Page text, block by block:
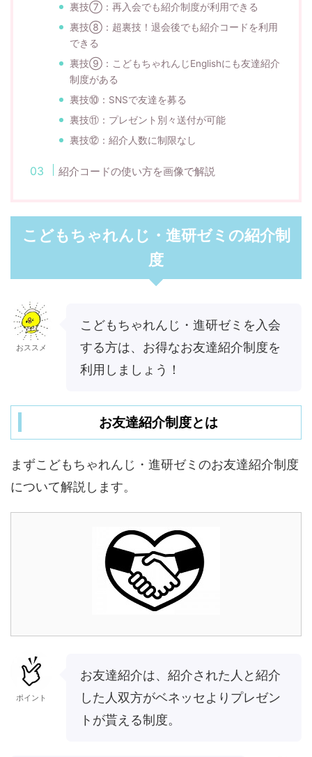
裏技⑦：再入会でも紹介制度が利用できる
裏技⑧：超裏技！退会後でも紹介コードを利用
できる
裏技⑨：こどもちゃれんじEnglishにも友達紹介
制度がある
裏技⑩：SNSで友達を募る
裏技⑪：プレゼント別々送付が可能
裏技⑫：紹介人数に制限なし
紹介コードの使い方を画像で解説
こどもちゃれんじ・進研ゼミの紹介制
度
おススメ
こどもちゃれんじ・進研ゼミを入会
する方は、お得なお友達紹介制度を
利用しましょう！
お友達紹介制度とは
まずこどもちゃれんじ・進研ゼミのお友達紹介制度
について解説します。
ポイント
お友達紹介は、紹介された人と紹介
した人双方がベネッセよりプレゼン
トが貰える制度。